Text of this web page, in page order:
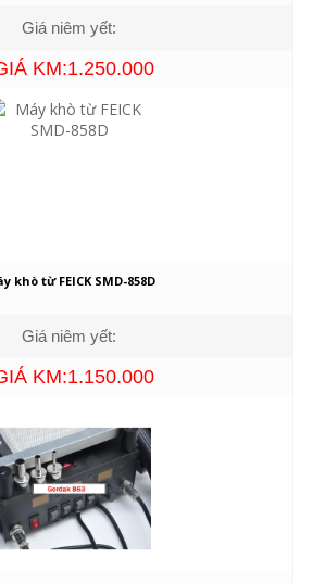
Giá niêm yết:
KM:1.250.000
khò từ FEICK SMD-858D
Giá niêm yết:
KM:1.150.000